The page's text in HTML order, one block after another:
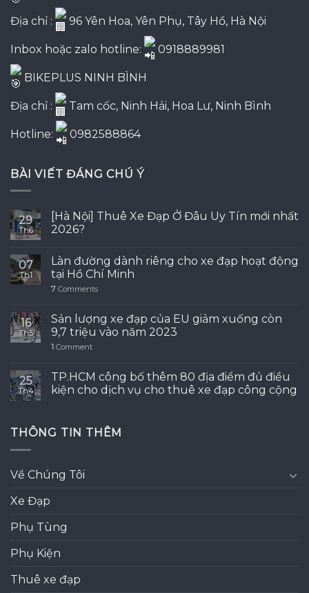
Địa chỉ : 96 Yên Hoa, Yên Phụ, Tây Hồ, Hà Nội
Inbox hoặc zalo hotline: 0918889981
BIKEPLUS NINH BÌNH
Địa chỉ : Tam cốc, Ninh Hải, Hoa Lư, Ninh Bình
Hotline: 0982588864
BÀI VIẾT ĐÁNG CHÚ Ý
29
Th6
[Hà Nội] Thuê Xe Đạp Ở Đâu Uy Tín mới nhất
2026?
07
Th1
Làn đường dành riêng cho xe đạp hoạt động
tại Hồ Chí Minh
7 Comments
16
Th5
Sản lượng xe đạp của EU giảm xuống còn
9,7 triệu vào năm 2023
1 Comment
25
Th4
TP.HCM công bố thêm 80 địa điểm đủ điều
kiện cho dịch vụ cho thuê xe đạp công cộng
THÔNG TIN THÊM
Về Chúng Tôi
Xe Đạp
Phụ Tùng
Phụ Kiện
Thuê xe đạp